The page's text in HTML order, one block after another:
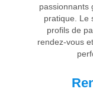
passionnants
pratique. Le
profils de
rendez-vous